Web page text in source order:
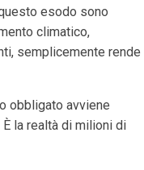
esodo sono
climatico,
semplicemente rende
obbligato avviene
la realtà di milioni di